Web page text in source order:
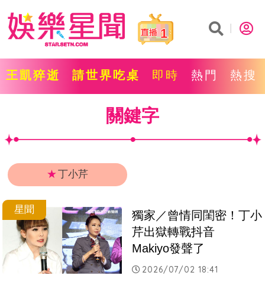
1
王凱猝逝 請世界吃桌 即時 熱門 熱搜
關鍵字
★丁小芹
星聞
獨家／曾情同閨密！丁小
芹出獄轉戰抖音
Makiyo發聲了
2026/07/02 18:41